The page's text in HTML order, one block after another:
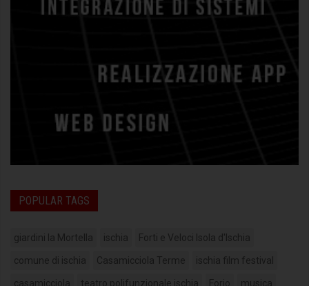
POPULAR TAGS
giardini la Mortella ischia Forti e Veloci Isola d'Ischia
comune di ischia Casamicciola Terme ischia film festival
casamicciola teatro polifunzionale ischia Forio musica